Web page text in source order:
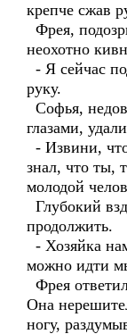
крепче сжав
Фрея,
неохотно
- Я сейчас
руку.
Софья,
глазами,
- Извини,
знал, что ты,
молодой
Глубокий
продолжить.
- Хозяйка
можно идти
Фрея
Она
ногу,